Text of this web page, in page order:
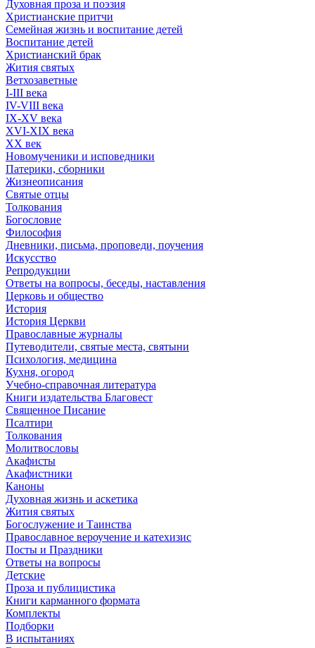
Духовная проза и поэзия
Христианские притчи
Семейная жизнь и воспитание детей
Воспитание детей
Христианский брак
Жития святых
Ветхозаветные
I-III века
IV-VIII века
IX-XV века
XVI-XIX века
XX век
Новомученики и исповедники
Патерики, сборники
Жизнеописания
Святые отцы
Толкования
Богословие
Философия
Дневники, письма, проповеди, поучения
Искусство
Репродукции
Ответы на вопросы, беседы, наставления
Церковь и общество
История
История Церкви
Православные журналы
Путеводители, святые места, святыни
Психология, медицина
Кухня, огород
Учебно-справочная литература
Книги издательства Благовест
Священное Писание
Псалтири
Толкования
Молитвословы
Акафисты
Акафистники
Каноны
Духовная жизнь и аскетика
Жития святых
Богослужение и Таинства
Православное вероучение и катехизис
Посты и Праздники
Ответы на вопросы
Детские
Проза и публицистика
Книги карманного формата
Комплекты
Подборки
В испытаниях